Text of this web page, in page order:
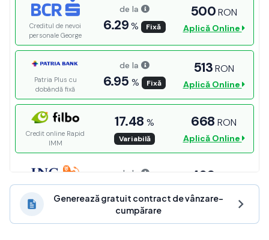
Generează gratuit contract de vânzare-
cumpărare